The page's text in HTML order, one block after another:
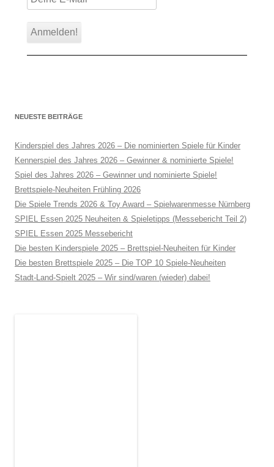
NEUESTE BEITRÄGE
Kinderspiel des Jahres 2026 – Die nominierten Spiele für Kinder
Kennerspiel des Jahres 2026 – Gewinner & nominierte Spiele!
Spiel des Jahres 2026 – Gewinner und nominierte Spiele!
Brettspiele-Neuheiten Frühling 2026
Die Spiele Trends 2026 & Toy Award – Spielwarenmesse Nürnberg
SPIEL Essen 2025 Neuheiten & Spieletipps (Messebericht Teil 2)
SPIEL Essen 2025 Messebericht
Die besten Kinderspiele 2025 – Brettspiel-Neuheiten für Kinder
Die besten Brettspiele 2025 – Die TOP 10 Spiele-Neuheiten
Stadt-Land-Spielt 2025 – Wir sind/waren (wieder) dabei!